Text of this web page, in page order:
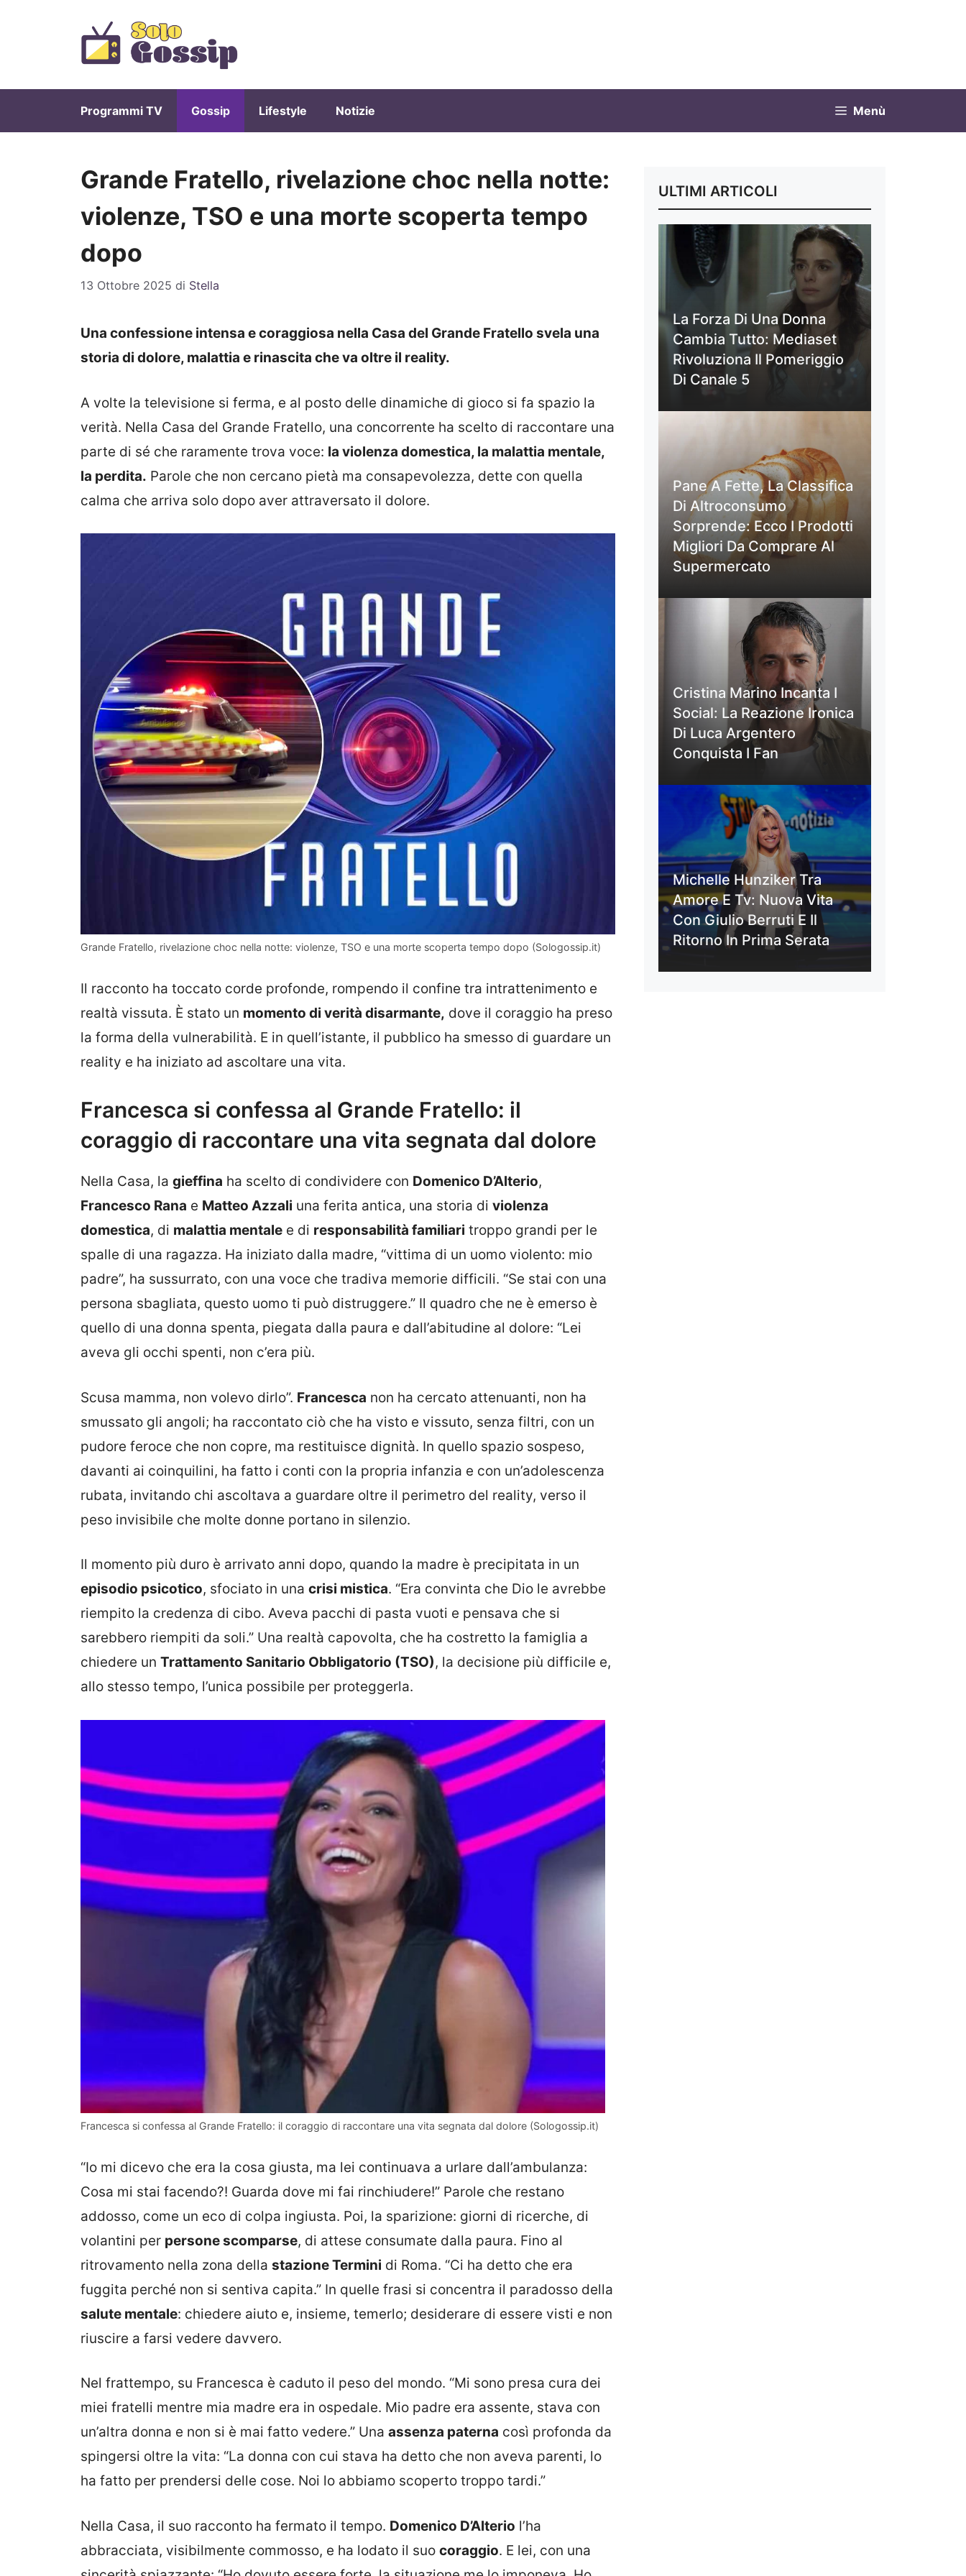
Programmi TV Gossip Lifestyle Notizie Menù
Grande Fratello, rivelazione choc nella notte:
violenze, TSO e una morte scoperta tempo
dopo
13 Ottobre 2025 di Stella
Una confessione intensa e coraggiosa nella Casa del Grande Fratello svela una
storia di dolore, malattia e rinascita che va oltre il reality.
A volte la televisione si ferma, e al posto delle dinamiche di gioco si fa spazio la
verità. Nella Casa del Grande Fratello, una concorrente ha scelto di raccontare una
parte di sé che raramente trova voce: la violenza domestica, la malattia mentale,
la perdita. Parole che non cercano pietà ma consapevolezza, dette con quella
calma che arriva solo dopo aver attraversato il dolore.
Grande Fratello, rivelazione choc nella notte: violenze, TSO e una morte scoperta tempo dopo (Sologossip.it)
Il racconto ha toccato corde profonde, rompendo il confine tra intrattenimento e
realtà vissuta. È stato un momento di verità disarmante, dove il coraggio ha preso
la forma della vulnerabilità. E in quell’istante, il pubblico ha smesso di guardare un
reality e ha iniziato ad ascoltare una vita.
Francesca si confessa al Grande Fratello: il
coraggio di raccontare una vita segnata dal dolore
Nella Casa, la gieffina ha scelto di condividere con Domenico D’Alterio,
Francesco Rana e Matteo Azzali una ferita antica, una storia di violenza
domestica, di malattia mentale e di responsabilità familiari troppo grandi per le
spalle di una ragazza. Ha iniziato dalla madre, “vittima di un uomo violento: mio
padre”, ha sussurrato, con una voce che tradiva memorie difficili. “Se stai con una
persona sbagliata, questo uomo ti può distruggere.” Il quadro che ne è emerso è
quello di una donna spenta, piegata dalla paura e dall’abitudine al dolore: “Lei
aveva gli occhi spenti, non c’era più.
Scusa mamma, non volevo dirlo”. Francesca non ha cercato attenuanti, non ha
smussato gli angoli; ha raccontato ciò che ha visto e vissuto, senza filtri, con un
pudore feroce che non copre, ma restituisce dignità. In quello spazio sospeso,
davanti ai coinquilini, ha fatto i conti con la propria infanzia e con un’adolescenza
rubata, invitando chi ascoltava a guardare oltre il perimetro del reality, verso il
peso invisibile che molte donne portano in silenzio.
Il momento più duro è arrivato anni dopo, quando la madre è precipitata in un
episodio psicotico, sfociato in una crisi mistica. “Era convinta che Dio le avrebbe
riempito la credenza di cibo. Aveva pacchi di pasta vuoti e pensava che si
sarebbero riempiti da soli.” Una realtà capovolta, che ha costretto la famiglia a
chiedere un Trattamento Sanitario Obbligatorio (TSO), la decisione più difficile e,
allo stesso tempo, l’unica possibile per proteggerla.
Francesca si confessa al Grande Fratello: il coraggio di raccontare una vita segnata dal dolore (Sologossip.it)
“Io mi dicevo che era la cosa giusta, ma lei continuava a urlare dall’ambulanza:
Cosa mi stai facendo?! Guarda dove mi fai rinchiudere!” Parole che restano
addosso, come un eco di colpa ingiusta. Poi, la sparizione: giorni di ricerche, di
volantini per persone scomparse, di attese consumate dalla paura. Fino al
ritrovamento nella zona della stazione Termini di Roma. “Ci ha detto che era
fuggita perché non si sentiva capita.” In quelle frasi si concentra il paradosso della
salute mentale: chiedere aiuto e, insieme, temerlo; desiderare di essere visti e non
riuscire a farsi vedere davvero.
Nel frattempo, su Francesca è caduto il peso del mondo. “Mi sono presa cura dei
miei fratelli mentre mia madre era in ospedale. Mio padre era assente, stava con
un’altra donna e non si è mai fatto vedere.” Una assenza paterna così profonda da
spingersi oltre la vita: “La donna con cui stava ha detto che non aveva parenti, lo
ha fatto per prendersi delle cose. Noi lo abbiamo scoperto troppo tardi.”
Nella Casa, il suo racconto ha fermato il tempo. Domenico D’Alterio l’ha
abbracciata, visibilmente commosso, e ha lodato il suo coraggio. E lei, con una
ULTIMI ARTICOLI
La Forza Di Una Donna
Cambia Tutto: Mediaset
Rivoluziona Il Pomeriggio
Di Canale 5
Pane A Fette, La Classifica
Di Altroconsumo
Sorprende: Ecco I Prodotti
Migliori Da Comprare Al
Supermercato
Cristina Marino Incanta I
Social: La Reazione Ironica
Di Luca Argentero
Conquista I Fan
Michelle Hunziker Tra
Amore E Tv: Nuova Vita
Con Giulio Berruti E Il
Ritorno In Prima Serata